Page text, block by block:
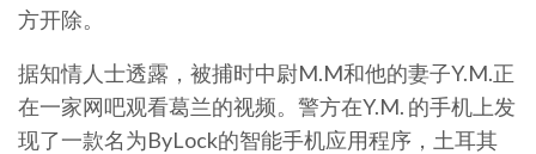
方开除。
据知情人士透露，被捕时中尉M.M和他的妻子Y.M.正
在一家网吧观看葛兰的视频。警方在Y.M. 的手机上发
现了一款名为ByLock的智能手机应用程序，土耳其